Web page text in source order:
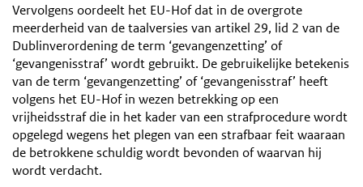
Vervolgens oordeelt het EU-Hof dat in de overgrote
meerderheid van de taalversies van artikel 29, lid 2 van de
Dublinverordening de term ‘gevangenzetting’ of
‘gevangenisstraf’ wordt gebruikt. De gebruikelijke betekenis
van de term ‘gevangenzetting’ of ‘gevangenisstraf’ heeft
volgens het EU-Hof in wezen betrekking op een
vrijheidsstraf die in het kader van een strafprocedure wordt
opgelegd wegens het plegen van een strafbaar feit waaraan
de betrokkene schuldig wordt bevonden of waarvan hij
wordt verdacht.